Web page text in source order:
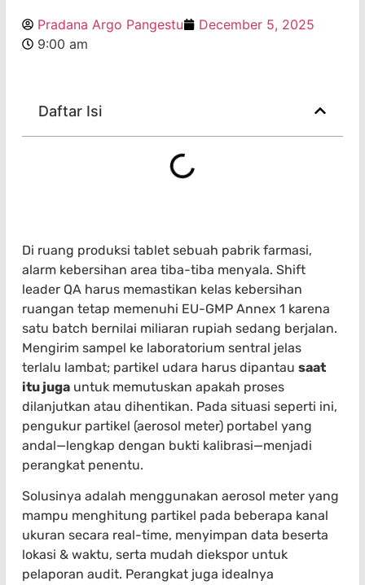
Pradana Argo Pangestu
December 5, 2025
9:00 am
Daftar Isi
Di ruang produksi tablet sebuah pabrik farmasi,
alarm kebersihan area tiba-tiba menyala. Shift
leader QA harus memastikan kelas kebersihan
ruangan tetap memenuhi EU-GMP Annex 1 karena
satu batch bernilai miliaran rupiah sedang berjalan.
Mengirim sampel ke laboratorium sentral jelas
terlalu lambat; partikel udara harus dipantau saat
itu juga untuk memutuskan apakah proses
dilanjutkan atau dihentikan. Pada situasi seperti ini,
pengukur partikel (aerosol meter) portabel yang
andal—lengkap dengan bukti kalibrasi—menjadi
perangkat penentu.
Solusinya adalah menggunakan aerosol meter yang
mampu menghitung partikel pada beberapa kanal
ukuran secara real-time, menyimpan data beserta
lokasi & waktu, serta mudah diekspor untuk
pelaporan audit. Perangkat juga idealnya